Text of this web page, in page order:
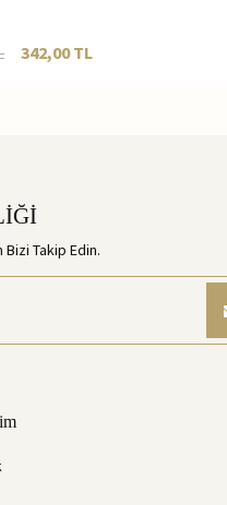
342,00TL
Takip Edin.